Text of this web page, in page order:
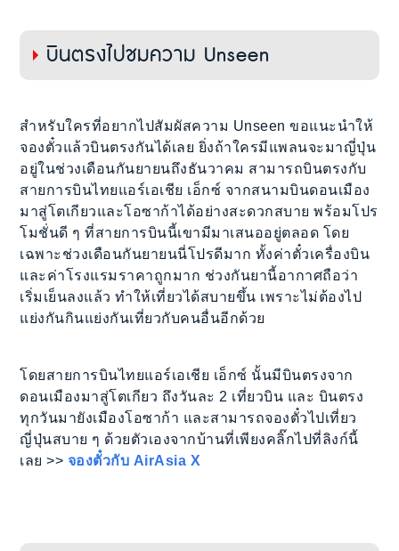
บินตรงไปชมความ Unseen
สำหรับใครที่อยากไปสัมผัสความ Unseen ขอแนะนำให้
จองตั๋วแล้วบินตรงกันได้เลย ยิ่งถ้าใครมีแพลนจะมาญี่ปุ่น
อยู่ในช่วงเดือนกันยายนถึงธันวาคม สามารถบินตรงกับ
สายการบินไทยแอร์เอเชีย เอ็กซ์ จากสนามบินดอนเมือง
มาสู่โตเกียวและโอซาก้าได้อย่างสะดวกสบาย พร้อมโปร
โมชั่นดี ๆ ที่สายการบินนี้เขามีมาเสนออยู่ตลอด โดย
เฉพาะช่วงเดือนกันยายนนี่โปรดีมาก ทั้งค่าตั๋วเครื่องบิน
และค่าโรงแรมราคาถูกมาก ช่วงกันยานี้อากาศถือว่า
เริ่มเย็นลงแล้ว ทำให้เที่ยวได้สบายขึ้น เพราะไม่ต้องไป
แย่งกันกินแย่งกันเที่ยวกับคนอื่นอีกด้วย
โดยสายการบินไทยแอร์เอเชีย เอ็กซ์ นั้นมีบินตรงจาก
ดอนเมืองมาสู่โตเกียว ถึงวันละ 2 เที่ยวบิน และ บินตรง
ทุกวันมายังเมืองโอซาก้า และสามารถจองตั๋วไปเที่ยว
ญี่ปุ่นสบาย ๆ ด้วยตัวเองจากบ้านที่เพียงคลิ๊กไปที่ลิงก์นี้
เลย >> จองตั๋วกับ AirAsia X